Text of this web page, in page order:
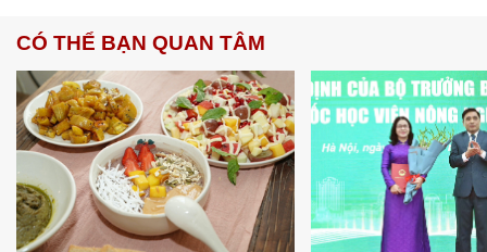
CÓ THỂ BẠN QUAN TÂM